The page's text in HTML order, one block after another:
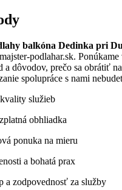
balkóna Dedinka pri
podlahar.sk.
a dôvodov, prečo sa obrátiť
spolupráce s nami
služieb
obhliadka
ponuka na mieru
a bohatá prax
a zodpovednosť za služby